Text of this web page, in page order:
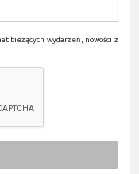
bieżących wydarzeń, nowości z